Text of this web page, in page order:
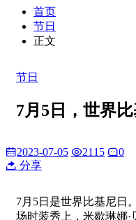
首页
节日
正文
节日
7月5日，世界比
2023-07-05 2115
0
分享
7月5日是世界比基尼日
场时装秀上，米歇琳娜·